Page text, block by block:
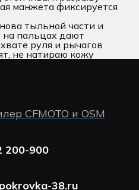
манжета фиксируется
тыльной части и
на пальцах дают
руля и рычагов
не натираю кожу
CFMOTO и OSM
200-900
38.ru